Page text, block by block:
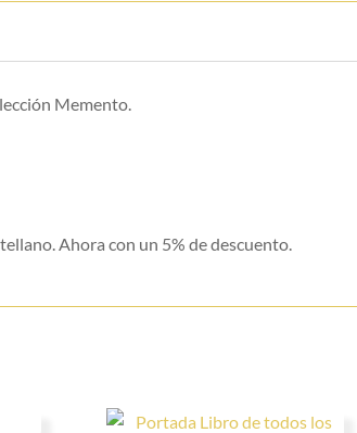
Memento.
Ahora con un 5% de descuento.